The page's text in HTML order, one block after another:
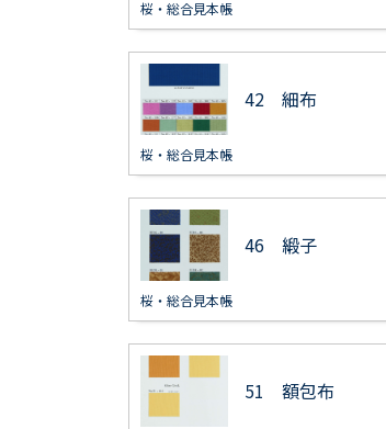
桜・総合見本帳
42 細布
桜・総合見本帳
46 緞子
桜・総合見本帳
51 額包布